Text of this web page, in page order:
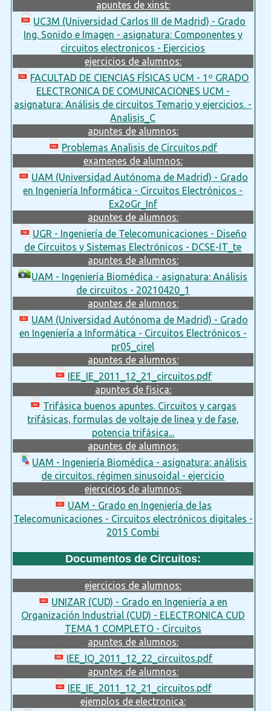
apuntes de xinst:
UC3M (Universidad Carlos III de Madrid) - Grado
Ing. Sonido e Imagen - asignatura: Componentes y
circuitos electronicos - Ejercicios
ejercicios de alumnos:
FACULTAD DE CIENCIAS FÍSICAS UCM - 1º GRADO
ELECTRONICA DE COMUNICACIONES UCM -
asignatura: Análisis de circuitos Temario y ejercicios. -
Analisis_C
apuntes de alumnos:
Problemas Analisis de Circuitos.pdf
examenes de alumnos:
UAM (Universidad Autónoma de Madrid) - Grado
en Ingeniería Informática - Circuitos Electrónicos -
Ex2oGr_Inf
apuntes de alumnos:
UGR - Ingeniería de Telecomunicaciones - Diseño
de Circuitos y Sistemas Electrónicos - DCSE-IT_te
apuntes de alumnos:
UAM - Ingeniería Biomédica - asignatura: Análisis
de circuitos - 20210420_1
apuntes de alumnos:
UAM (Universidad Autónoma de Madrid) - Grado
en Ingeniería a Informática - Circuitos Electrónicos -
pr05_cirel
apuntes de alumnos:
IEE_IE_2011_12_21_circuitos.pdf
apuntes de fisica:
Trifásica buenos apuntes. Circuitos y cargas
trifásicas, formulas de voltaje de linea y de fase,
potencia trifásica...
apuntes de alumnos:
UAM - Ingeniería Biomédica - asignatura: análisis
de circuitos. régimen sinusoidal - ejercicio
ejercicios de alumnos:
UAM - Grado en Ingeniería de las
Telecomunicaciones - Circuitos electrónicos digitales -
2015 Combi
Documentos de Circuitos:
ejercicios de alumnos:
UNIZAR (CUD) - Grado en Ingeniería a en
Organización Industrial (CUD) - ELECTRONICA CUD
TEMA 1 COMPLETO - Circuitos
apuntes de alumnos:
IEE_IQ_2011_12_22_circuitos.pdf
apuntes de alumnos:
IEE_IE_2011_12_21_circuitos.pdf
ejemplos de electronica: